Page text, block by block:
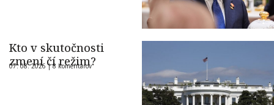
Kto v skutočnosti
zmení čí režim?
07. 08. 2026 |8 komentárov